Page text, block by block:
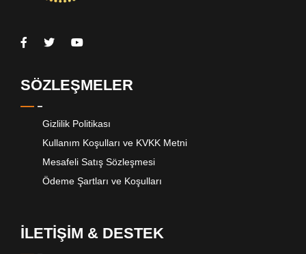
SÖZLEŞMELER
Gizlilik Politikası
Kullanım Koşulları ve KVKK Metni
Mesafeli Satış Sözleşmesi
Ödeme Şartları ve Koşulları
İLETİŞİM & DESTEK